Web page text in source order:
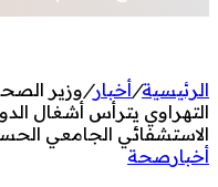
الرئيسية/أخبار/وزير
التهراوي يترأس أشغال
الاستشفائي الجامعي
أخبار صحة